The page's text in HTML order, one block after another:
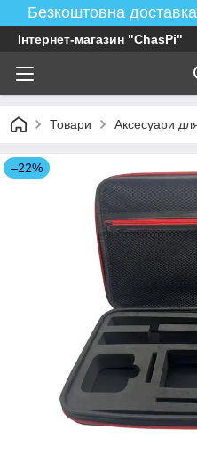
Безкоштовна
Інтернет-магазин "ChasPi"
Товари Аксесуари
–22%